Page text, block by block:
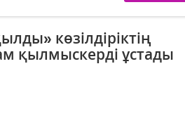
көзілдіріктің
қылмыскерді ұстады